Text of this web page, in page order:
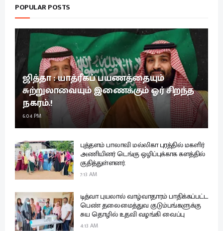
POPULAR POSTS
ஜித்தா : யாத்ரீகப் பயணத்தையும்
சுற்றுலாவையும் இணைக்கும் ஓர் சிறந்த
நகரம்.!
6:04 PM
புத்தளம் பாலாவி மல்லிகா புரத்தில் மகளிர்
அணியினர் டெங்கு ஒழிப்புக்காக களத்தில்
குதித்துள்ளனர்.
7:13 AM
டித்வா புயலால் வாழ்வாதாரம் பாதிக்கப்பட்ட
பெண் தலைமைத்துவ குடும்பங்களுக்கு
சுய தொழில் உதவி வழங்கி வைப்பு
4:13 AM